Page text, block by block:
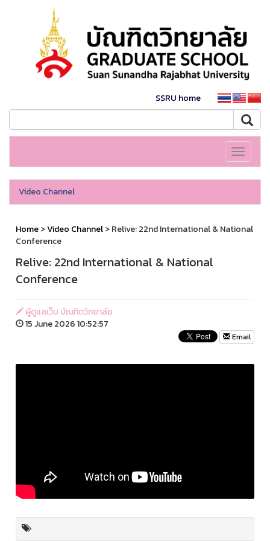
SSRU home
Toggle
Video Channel
Home>Video Channel> Relive: 22nd International & National
Conference
Relive: 22nd International & National
Conference
ผู้ดูแลเว็บ บัณฑิตวิทยาลัย
15 June 2026 10:52:57
Email